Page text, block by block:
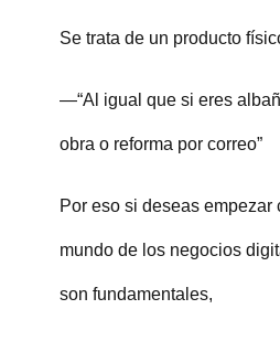
Se trata de un producto
—“Al igual que si eres
obra o reforma por correo”
Por eso si deseas empezar
mundo de los negocios
son fundamentales,